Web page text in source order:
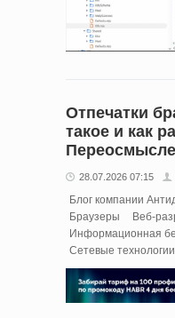
Отпечатки
такое и как
28.07.2026 07:15
Блог компании
Браузеры
Веб-
Информационная
Сетевые технологии